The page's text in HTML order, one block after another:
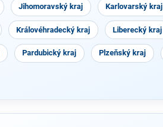
Jihomoravský kraj Karlovarský kraj
Královéhradecký kraj Liberecký kraj
Pardubický kraj Plzeňský kraj